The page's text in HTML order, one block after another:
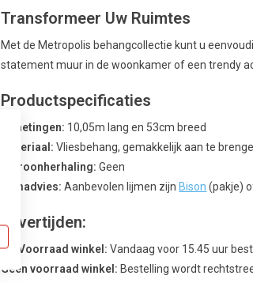
Transformeer Uw Ruimtes
Met de Metropolis behangcollectie kunt u
statement muur in de woonkamer of een trendy
Productspecificaties
Afmetingen: 10,05m lang en 53cm breed
Materiaal: Vliesbehang, gemakkelijk aan te
Patroonherhaling: Geen
Lijmadvies: Aanbevolen lijmen zijn Bison (pakje)
Levertijden:
Uit Voorraad winkel: Vandaag voor 15.45 uur
Geen voorraad winkel: Bestelling wordt